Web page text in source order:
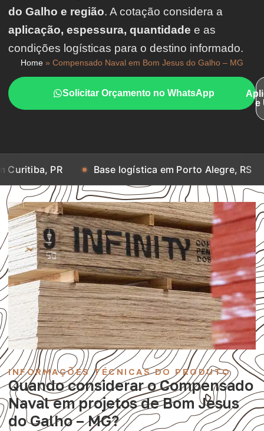
do Galho e região. A cotação considera a
aplicação, espessura, quantidade e as
condições logísticas para o destino informado.
Home » Compensado Naval em Bom Jesus do Galho – MG
Solicitar Orçamento no WhatsApp
e
Base logística em Porto Alegre, RS Base
INFORMAÇÕES TÉCNICAS DO PRODUTO
Quando considerar o Compensado
Naval em projetos de Bom Jesus
do Galho – MG?